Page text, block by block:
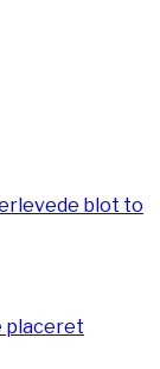
blot to
placeret